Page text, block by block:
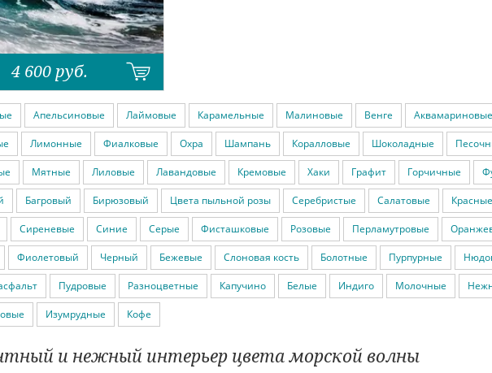
4 600 руб.
Апельсиновые Лаймовые Карамельные Малиновые Венге Аквамариновые
Лимонные Фиалковые Охра Шампань Коралловые Шоколадные
Мятные Лиловые Лавандовые Кремовые Хаки Графит Горчичные
Багровый Бирюзовый Цвета пыльной розы Серебристые Салатовые Красные
Сиреневые Синие Серые Фисташковые Розовые Перламутровые
Фиолетовый Черный Бежевые Слоновая кость Болотные Пурпурные
Пудровые Разноцветные Капучино Белые Индиго Молочные
Изумрудные Кофе
и нежный интерьер цвета морской волны